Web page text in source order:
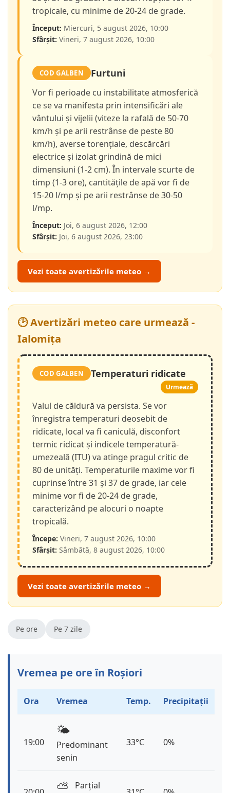
tropicale, cu minime de 20-24 de grade.
Început: Miercuri, 5 august 2026, 10:00
Sfârșit: Vineri, 7 august 2026, 10:00
COD GALBEN Furtuni
Vor fi perioade cu instabilitate atmosferică
ce se va manifesta prin intensificări ale
vântului și vijelii (viteze la rafală de 50-70
km/h și pe arii restrânse de peste 80
km/h), averse torențiale, descărcări
electrice și izolat grindină de mici
dimensiuni (1-2 cm). În intervale scurte de
timp (1-3 ore), cantitățile de apă vor fi de
15-20 l/mp și pe arii restrânse de 30-50
l/mp.
Început: Joi, 6 august 2026, 12:00
Sfârșit: Joi, 6 august 2026, 23:00
Vezi toate avertizările meteo →
🕑 Avertizări meteo care urmează -
Ialomița
COD GALBEN Temperaturi ridicate
Urmează
Valul de căldură va persista. Se vor
înregistra temperaturi deosebit de
ridicate, local va fi caniculă, disconfort
termic ridicat și indicele temperatură-
umezeală (ITU) va atinge pragul critic de
80 de unități. Temperaturile maxime vor fi
cuprinse între 31 și 37 de grade, iar cele
minime vor fi de 20-24 de grade,
caracterizând pe alocuri o noapte
tropicală.
Începe: Vineri, 7 august 2026, 10:00
Sfârșit: Sâmbătă, 8 august 2026, 10:00
Vezi toate avertizările meteo →
Pe ore Pe 7 zile
Vremea pe ore în Roșiori
Ora Vremea Temp. Precipitații
19:00
🌤️
Predominant
senin
33°C 0%
⛅️ Parțial